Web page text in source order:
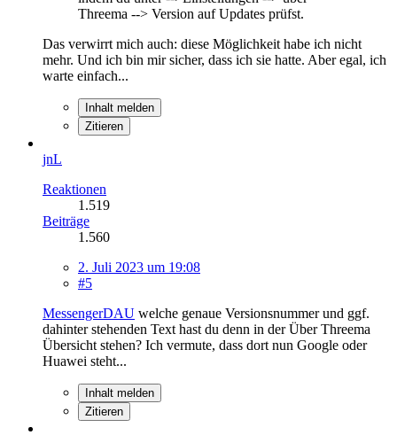
Threema --> Version auf Updates prüfst.
Das verwirrt mich auch: diese Möglichkeit habe ich nicht
mehr. Und ich bin mir sicher, dass ich sie hatte. Aber egal, ich
warte einfach...
Inhalt melden
Zitieren
jnL
Reaktionen
1.519
Beiträge
1.560
2. Juli 2023 um 19:08
#5
MessengerDAU welche genaue Versionsnummer und ggf.
dahinter stehenden Text hast du denn in der Über Threema
Übersicht stehen? Ich vermute, dass dort nun Google oder
Huawei steht...
Inhalt melden
Zitieren